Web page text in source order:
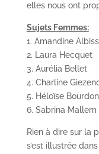
elles nous ont
Sujets Femmes:
1. Amandine
2. Laura Hecquet
3. Aurélia Bellet
4. Charline
5. Héloïse Bourdon
6. Sabrina Mallem
Rien à dire sur la
s’est illustrée